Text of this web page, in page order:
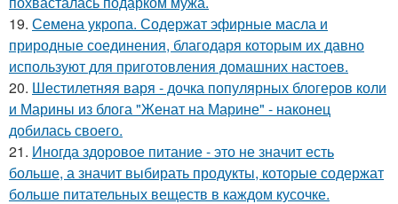
19. Семена укропа. Содержат эфирные масла и
природные соединения, благодаря которым их давно
используют для приготовления домашних настоев.
20. Шестилетняя варя - дочка популярных блогеров коли
и Марины из блога "Женат на Марине" - наконец
добилась своего.
21. Иногда здоровое питание - это не значит есть
больше, а значит выбирать продукты, которые содержат
больше питательных веществ в каждом кусочке.